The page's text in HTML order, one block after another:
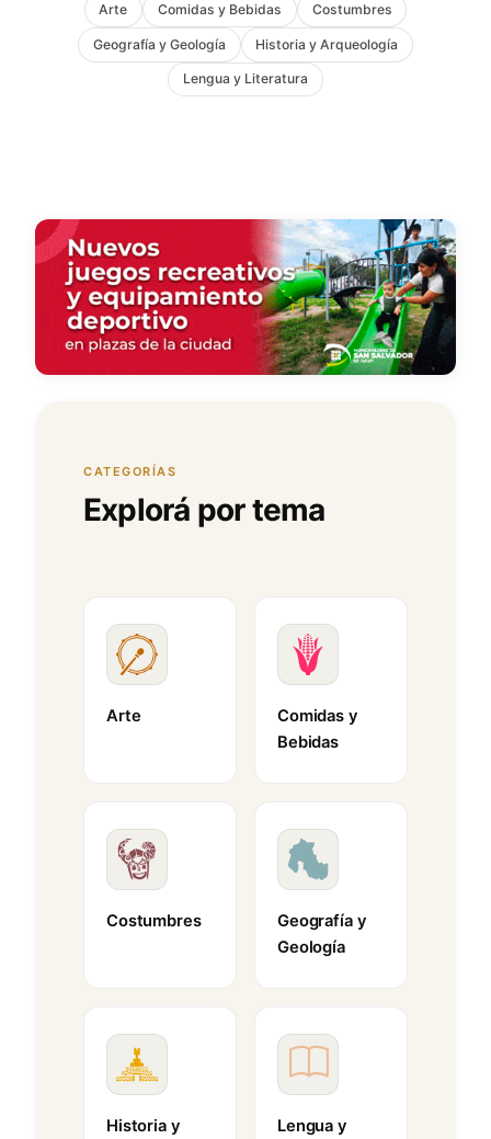
Arte Comidas y Bebidas Costumbres
Geografía y Geología Historia y Arqueología
Lengua y Literatura
CATEGORÍAS
Explorá por tema
Arte
Comidas y
Bebidas
Costumbres
Geografía y
Geología
Historia y
Lengua y